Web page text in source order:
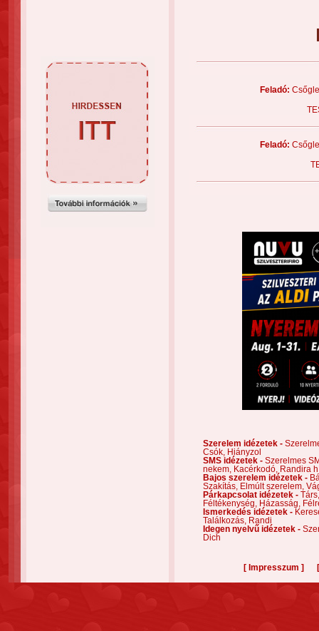
Feladó:
Feladó:
Szerelem idézetek -
Csók,
Hiányzol
SMS idézetek - Szerelmes
nekem,
Kacérkodó,
Randira
Bajos szerelem idézetek -
Szakítás,
Elmúlt szerelem,
Párkapcsolat idézetek -
Féltékenység,
Házasság,
Ismerkedés idézetek -
Találkozás,
Randi
Idegen nyelvű idézetek -
Dich
[ Impresszum ]